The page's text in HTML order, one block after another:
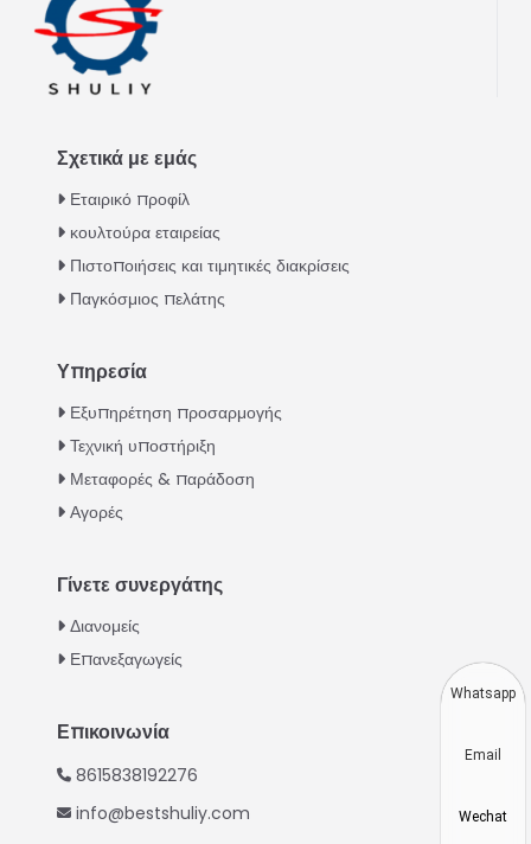
Σχετικά με εμάς
Εταιρικό προφίλ
κουλτούρα εταιρείας
Πιστοποιήσεις και τιμητικές διακρίσεις
Παγκόσμιος πελάτης
Υπηρεσία
Εξυπηρέτηση προσαρμογής
Τεχνική υποστήριξη
Μεταφορές & παράδοση
Αγορές
Γίνετε συνεργάτης
Διανομείς
Επανεξαγωγείς
Επικοινωνία
8615838192276
info@bestshuliy.com
Turkish
Swahili
Urdu
Italian
Whatsapp
Email
Wechat